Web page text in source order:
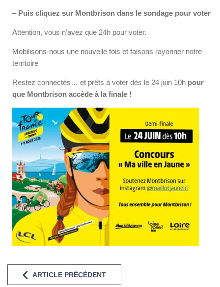
–Puis cliquez sur Montbrison dans le sondage pour voter
Attention, vous n’avez que 24h pour voter.
Mobilisons-nous une nouvelle fois et faisons rayonner notre
territoire
Restez connectés… et prêts à voter dès le 24 juin 10h pour
que Montbrison accède à la finale !
ARTICLE PRÉCÉDENT